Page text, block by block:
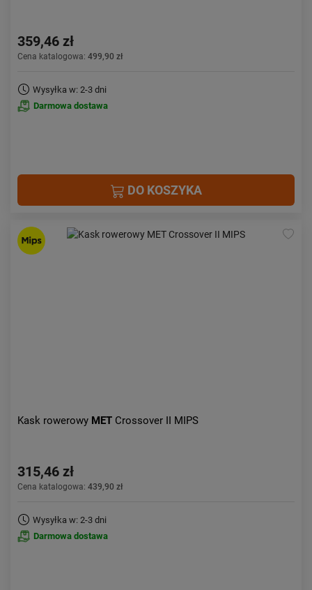
359,46 zł
Cena katalogowa: 499,90 zł
Wysyłka w: 2-3 dni
Darmowa dostawa
DO KOSZYKA
Kask rowerowy MET Crossover II MIPS
315,46 zł
Cena katalogowa: 439,90 zł
Wysyłka w: 2-3 dni
Darmowa dostawa